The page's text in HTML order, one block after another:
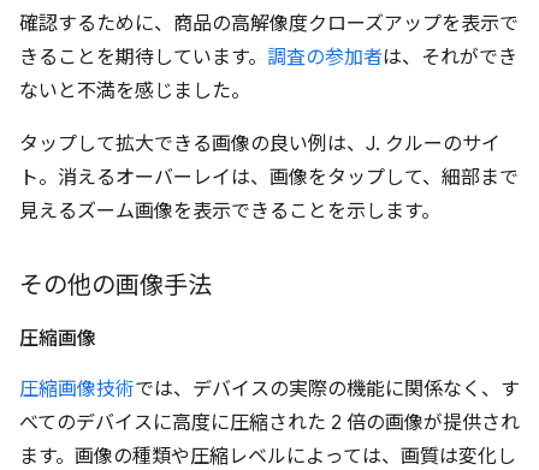
確認するために、商品の高解像度クローズアップを表示で
きることを期待しています。 調査の参加者は、それができ
ないと不満を感じました。
タップして拡大できる画像の良い例は、J. クルーのサイ
ト。消えるオーバーレイは、画像をタップして、細部まで
見えるズーム画像を表示できることを示します。
その他の画像手法
圧縮画像
圧縮画像技術では、デバイスの実際の機能に関係なく、す
べてのデバイスに高度に圧縮された 2 倍の画像が提供され
ます。画像の種類や圧縮レベルによっては、画質は変化し